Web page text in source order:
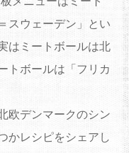
スウェーデン」とい
はミートボールは北
トボールは「フリカ
欧デンマークのシン
かレシピをシェアし